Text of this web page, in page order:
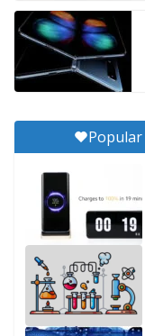
Popular